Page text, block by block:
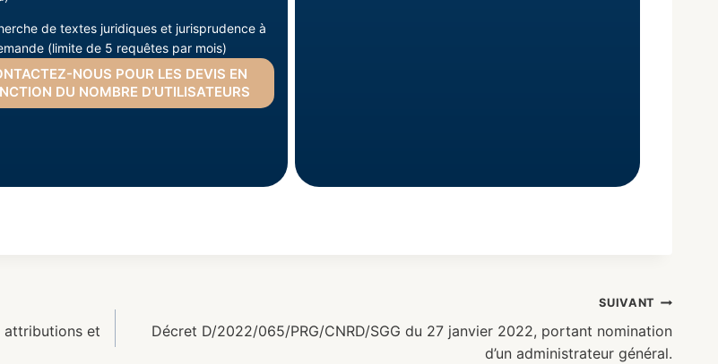
de textes juridiques et jurisprudence à
(limite de 5 requêtes par mois)
NOUS POUR LES DEVIS EN
DU NOMBRE D’UTILISATEURS
attributions et
SUIVANT
Décret D/2022/065/PRG/CNRD/SGG du 27 janvier 2022, portant nomination
d’un administrateur général.